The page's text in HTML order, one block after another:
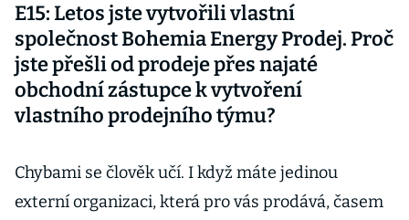
E15: Letos jste vytvořili vlastní
společnost Bohemia Energy Prodej. Proč
jste přešli od prodeje přes najaté
obchodní zástupce k vytvoření
vlastního prodejního týmu?
Chybami se člověk učí. I když máte jedinou
externí organizaci, která pro vás prodává, časem